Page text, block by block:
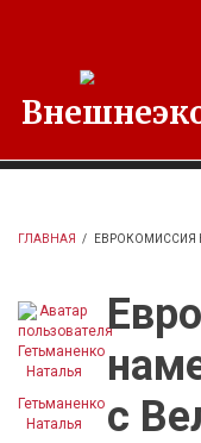
ГЛАВНАЯ / ЕВРОКОМИССИЯ
Гетьманенко
Наталья
с